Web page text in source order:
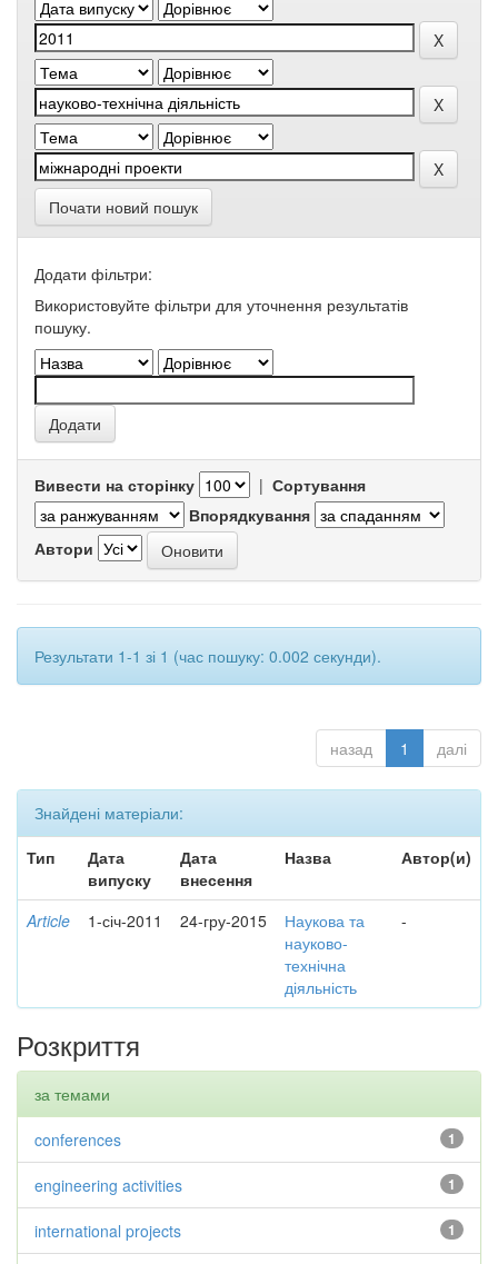
Почати новий пошук
Додати фільтри:
Використовуйте фільтри для уточнення результатів
пошуку.
Вивести на сторінку | Сортування
Впорядкування
Автори
Результати 1-1 зі 1 (час пошуку: 0.002 секунди).
назад 1 далі
Знайдені матеріали:
Тип
Дата
випуску
Дата
внесення
Назва Автор(и)
Article 1-січ-2011 24-гру-2015
Наукова та
науково-
технічна
діяльність
-
Розкриття
за темами
1
conferences
1
engineering activities
1
international projects